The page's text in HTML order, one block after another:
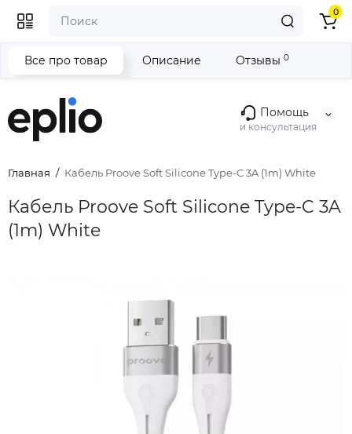
Помощь
и консультация
0
Главная Кабель Proove Soft Silicone Type-C 3A (1m) White
Кабель Proove Soft Silicone Type-C 3A
(1m) White
Все про товар Описание Отзывы 0